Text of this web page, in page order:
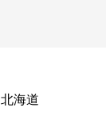
北海道